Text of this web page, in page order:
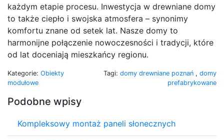
każdym etapie procesu. Inwestycja w drewniane domy
to także ciepło i swojska atmosfera – synonimy
komfortu znane od setek lat. Nasze domy to
harmonijne połączenie nowoczesności i tradycji, które
od lat doceniają mieszkańcy regionu.
Kategorie: Obiekty
modułowe
Tagi: domy drewniane poznań , domy
prefabrykowane
Podobne wpisy
Kompleksowy montaż paneli słonecznych